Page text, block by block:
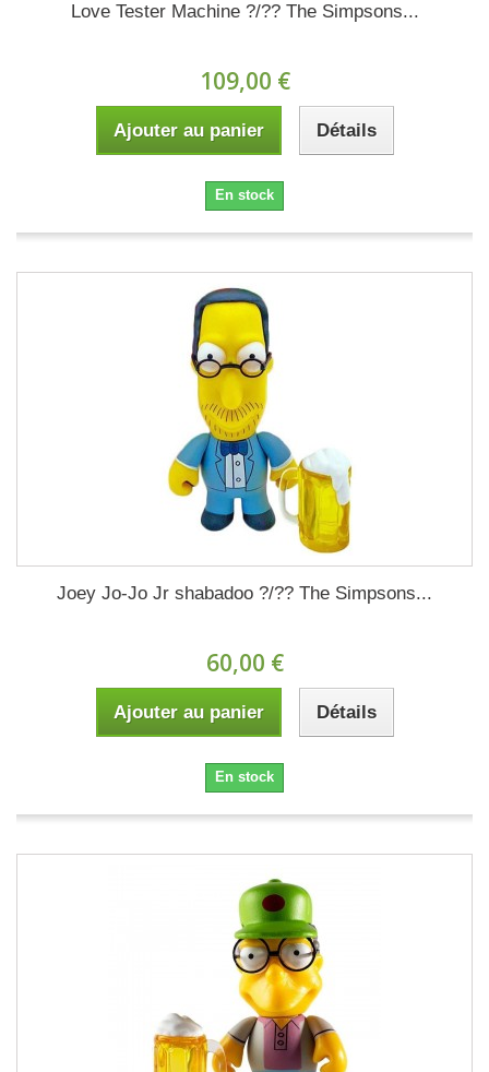
Love Tester Machine ?/?? The Simpsons...
109,00 €
Ajouter au panier Détails
En stock
Joey Jo-Jo Jr shabadoo ?/?? The Simpsons...
60,00 €
Ajouter au panier Détails
En stock